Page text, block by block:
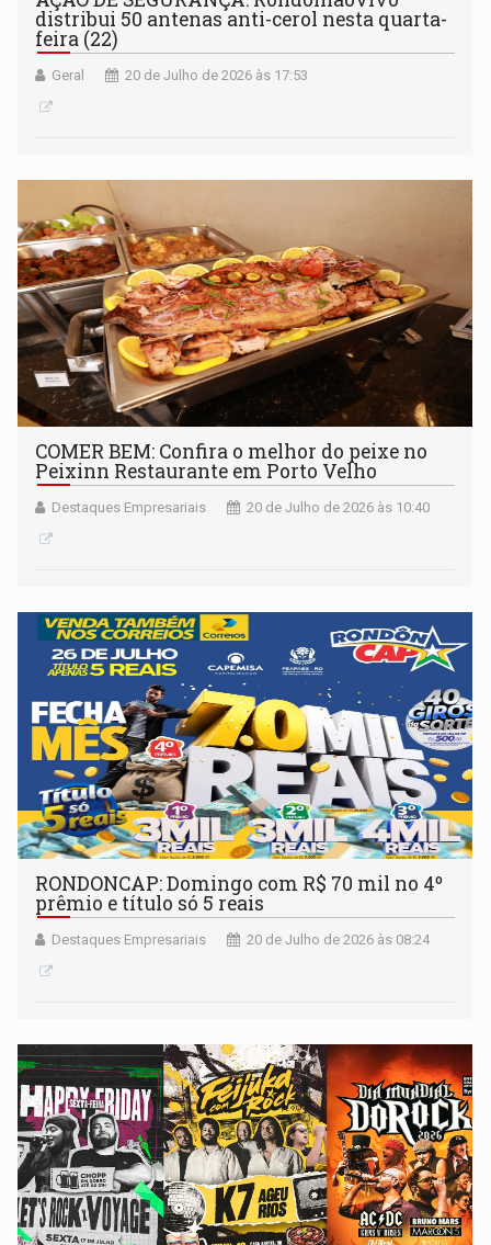
distribui 50 antenas anti-cerol nesta quarta-
feira (22)
Geral 20 de Julho de 2026 às 17:53
COMER BEM: Confira o melhor do peixe no
Peixinn Restaurante em Porto Velho
Destaques Empresariais 20 de Julho de 2026 às 10:40
RONDONCAP: Domingo com R$ 70 mil no 4º
prêmio e título só 5 reais
Destaques Empresariais 20 de Julho de 2026 às 08:24